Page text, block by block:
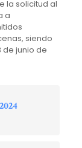
la solicitud al
a
siendo
de junio de